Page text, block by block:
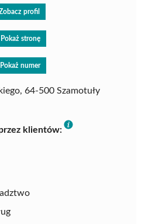
profil
Pokaż stronę
Pokaż numer
64-500 Szamotuły
klientów: